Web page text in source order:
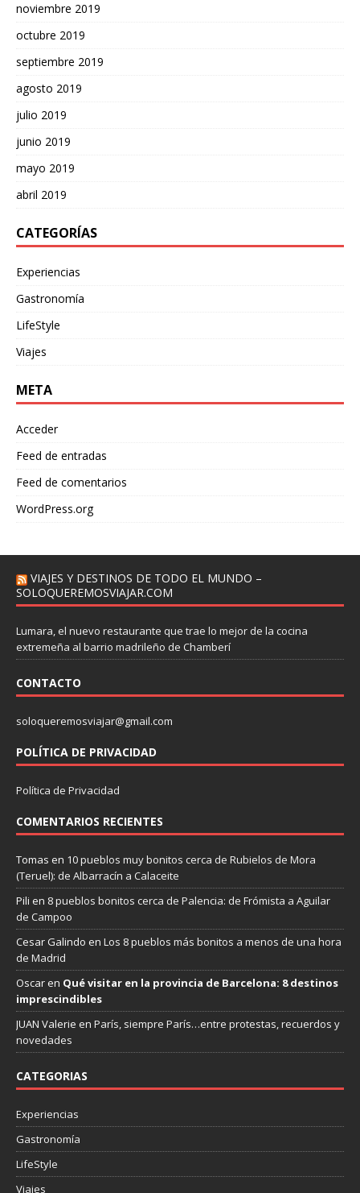
noviembre 2019
octubre 2019
septiembre 2019
agosto 2019
julio 2019
junio 2019
mayo 2019
abril 2019
CATEGORÍAS
Experiencias
Gastronomía
LifeStyle
Viajes
META
Acceder
Feed de entradas
Feed de comentarios
WordPress.org
VIAJES Y DESTINOS DE TODO EL MUNDO –
SOLOQUEREMOSVIAJAR.COM
Lumara, el nuevo restaurante que trae lo mejor de la cocina
extremeña al barrio madrileño de Chamberí
CONTACTO
soloqueremosviajar@gmail.com
POLÍTICA DE PRIVACIDAD
Política de Privacidad
COMENTARIOS RECIENTES
Tomas en 10 pueblos muy bonitos cerca de Rubielos de Mora
(Teruel): de Albarracín a Calaceite
Pili en 8 pueblos bonitos cerca de Palencia: de Frómista a Aguilar
de Campoo
Cesar Galindo en Los 8 pueblos más bonitos a menos de una hora
de Madrid
Oscaren Qué visitar en la provincia de Barcelona: 8 destinos
imprescindibles
JUAN Valerie en París, siempre París…entre protestas, recuerdos y
novedades
CATEGORIAS
Experiencias
Gastronomía
LifeStyle
Viajes